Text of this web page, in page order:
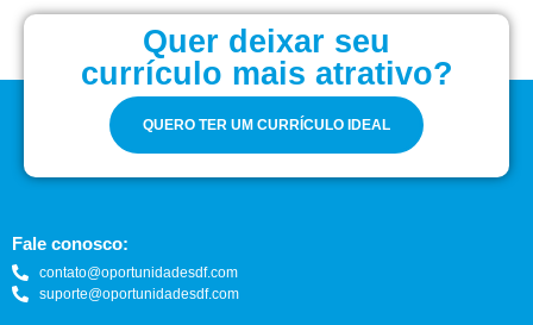
Quer deixar seu
currículo mais atrativo?
QUERO TER UM CURRÍCULO IDEAL
Fale conosco:
contato@oportunidadesdf.com
suporte@oportunidadesdf.com